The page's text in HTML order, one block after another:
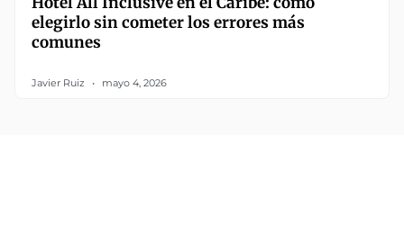
elegirlo sin cometer los errores más
comunes
Javier Ruiz mayo 4, 2026